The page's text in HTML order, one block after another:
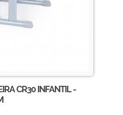
CR30 INFANTIL -